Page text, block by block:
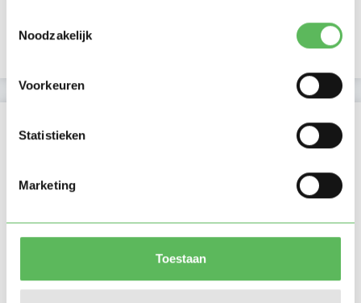
Noodzakelijk
Voorkeuren
Statistieken
Marketing
Toestaan